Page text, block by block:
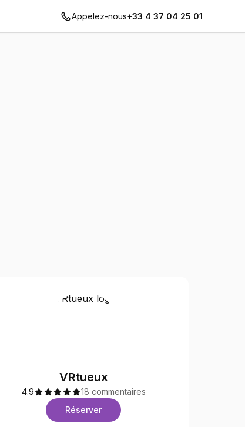
Appelez-nous+33 4 37 04 25 01
VRtueux
4.9
18 commentaires
Réserver